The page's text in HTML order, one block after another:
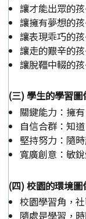
讓才能出眾的
讓擁有夢想的
讓表現乖巧的
讓走的艱辛的
讓脫韁中輟的
(三) 學生的學習圖
關鍵能力：擁
自信合群：知
堅持努力：隨
寬廣創意：敏
(四) 校園的環境圖
校園學習角，
隨處是學習，